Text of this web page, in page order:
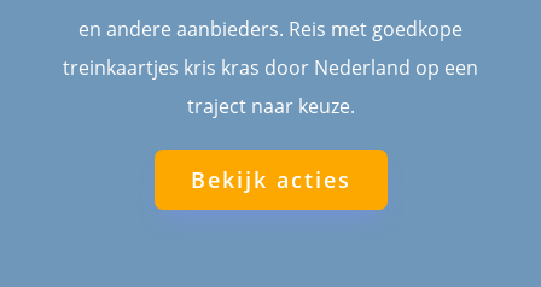
en andere aanbieders. Reis met goedkope
treinkaartjes kris kras door Nederland op een
traject naar keuze.
Bekijk acties